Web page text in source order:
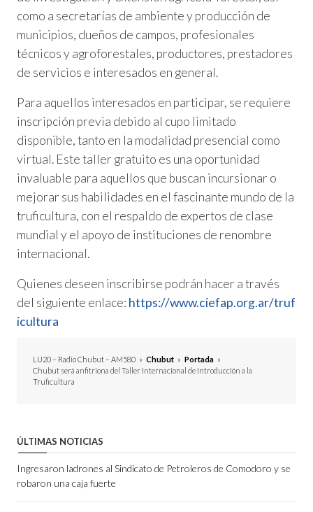
como a secretarías de ambiente y producción de
municipios, dueños de campos, profesionales
técnicos y agroforestales, productores, prestadores
de servicios e interesados en general.
Para aquellos interesados en participar, se requiere
inscripción previa debido al cupo limitado
disponible, tanto en la modalidad presencial como
virtual. Este taller gratuito es una oportunidad
invaluable para aquellos que buscan incursionar o
mejorar sus habilidades en el fascinante mundo de la
truficultura, con el respaldo de expertos de clase
mundial y el apoyo de instituciones de renombre
internacional.
Quienes deseen inscribirse podrán hacer a través
del siguiente enlace: https://www.ciefap.org.ar/truf
icultura
LU20 – Radio Chubut – AM580 » Chubut » Portada »
Chubut será anfitriona del Taller Internacional de Introducción a la
Truficultura
ÚLTIMAS NOTICIAS
Ingresaron ladrones al Sindicato de Petroleros de Comodoro y se
robaron una caja fuerte